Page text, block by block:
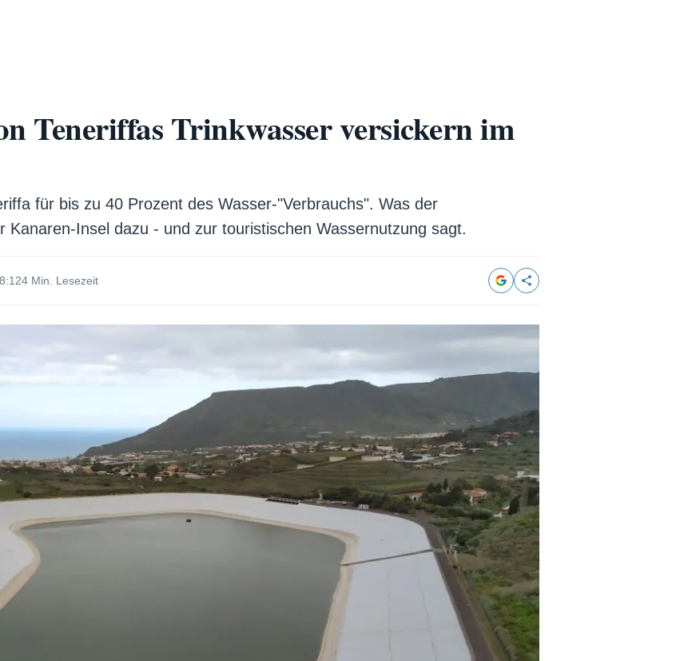
Teneriffas Trinkwasser versickern im
für bis zu 40 Prozent des Wasser-"Verbrauchs". Was der
Insel dazu - und zur touristischen Wassernutzung sagt.
4 Min. Lesezeit